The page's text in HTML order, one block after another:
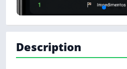
Description